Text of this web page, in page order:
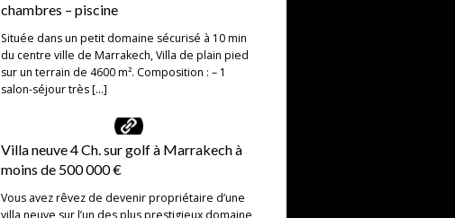
chambres – piscine
Située dans un petit domaine sécurisé à 10 min
du centre ville de Marrakech, Villa de plain pied
sur un terrain de 4600 m². Composition : – 1
salon-séjour très […]
Villa neuve 4 Ch. sur golf à Marrakech à
moins de 500 000 €
Vous avez rêvez de devenir propriétaire d’une